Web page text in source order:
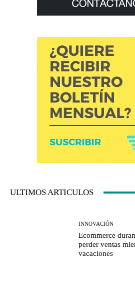
ULTIMOS ARTICULOS
INNOVACIÓN
Ecommerce
perder ventas
vacaciones